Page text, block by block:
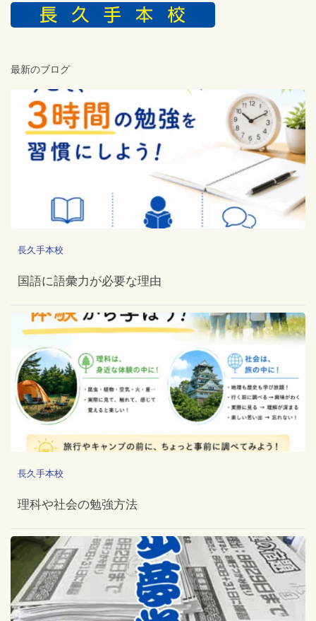
最新のブログ
長久手本校
国語に語彙力が必要な理由
長久手本校
理科や社会の勉強方法